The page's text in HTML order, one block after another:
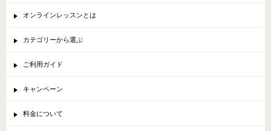
オンラインレッスンとは
カテゴリーから選ぶ
ご利用ガイド
キャンペーン
料金について